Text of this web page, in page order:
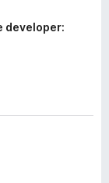
developer: